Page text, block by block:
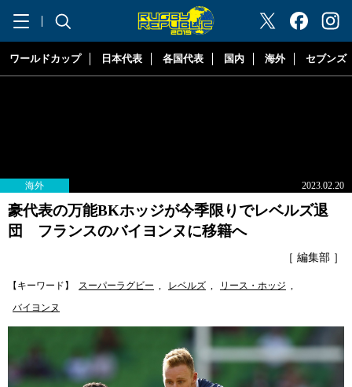
"ラグビーリパブリック"
ワールドカップ 日本代表 各国代表 国内 海外 セブンズ
海外 2023.02.20
豪代表の万能BKホッジが今季限りでレベルズ退
団 フランスのバイヨンヌに移籍へ
［ 編集部 ］
【キーワード】 スーパーラグビー , レベルズ , リース・ホッジ ,
バイヨンヌ